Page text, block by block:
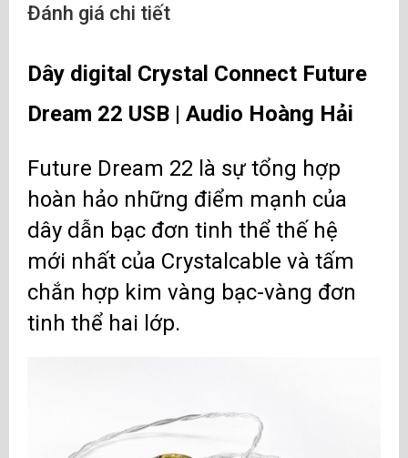
Đánh giá chi tiết
Dây digital Crystal Connect Future
Dream 22 USB | Audio Hoàng Hải
Future Dream 22 là sự tổng hợp
hoàn hảo những điểm mạnh của
dây dẫn bạc đơn tinh thể thế hệ
mới nhất của Crystalcable và tấm
chắn hợp kim vàng bạc-vàng đơn
tinh thể hai lớp.